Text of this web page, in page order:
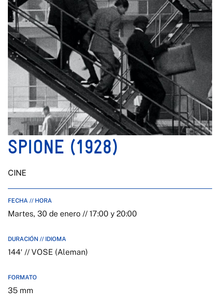
SPIONE (1928)
CINE
FECHA // HORA
Martes, 30 de enero // 17:00 y 20:00
DURACIÓN // IDIOMA
144′ // VOSE (Aleman)
FORMATO
35 mm